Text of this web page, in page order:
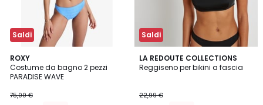
Saldi
ROXY
Costume da bagno 2 pezzi
PARADISE WAVE
75,00 €
Saldi
LA REDOUTE COLLECTIONS
Reggiseno per bikini a fascia
22,99 €
4,2
/ 5